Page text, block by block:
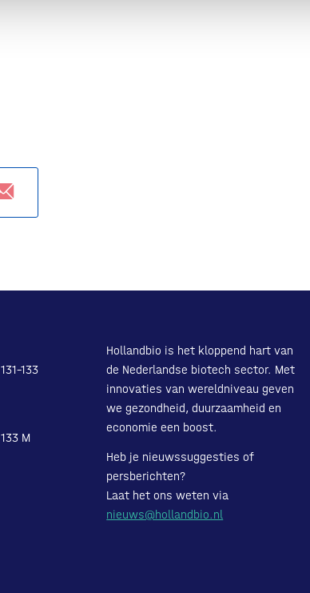
133
M
Hollandbio is het kloppend hart van
de Nederlandse biotech sector. Met
innovaties van wereldniveau geven
we gezondheid, duurzaamheid en
economie een boost.
Heb je nieuwssuggesties of
persberichten?
Laat het ons weten via
nieuws@hollandbio.nl